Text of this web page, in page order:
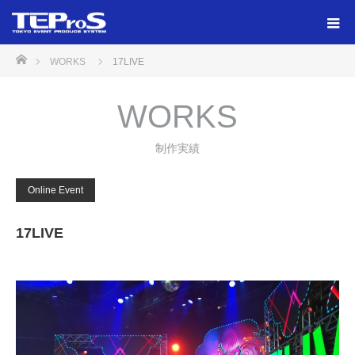
ホームWORKS 17LIVE
WORKS
制作実績
Online Event
17LIVE